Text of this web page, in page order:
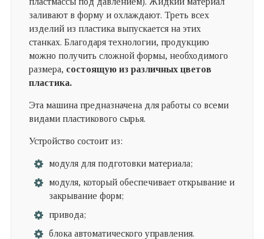
заливают в форму и охлаждают. Треть всех
изделий из пластика выпускается на этих
станках. Благодаря технологии, продукцию
можно получить сложной формы, необходимого
размера, состоящую из различных цветов
пластика.
Эта машина предназначена для работы со всеми
видами пластикового сырья.
Устройство состоит из:
модуля для подготовки материала;
модуля, который обеспечивает открывание и
закрывание форм;
привода;
блока автоматического управления.